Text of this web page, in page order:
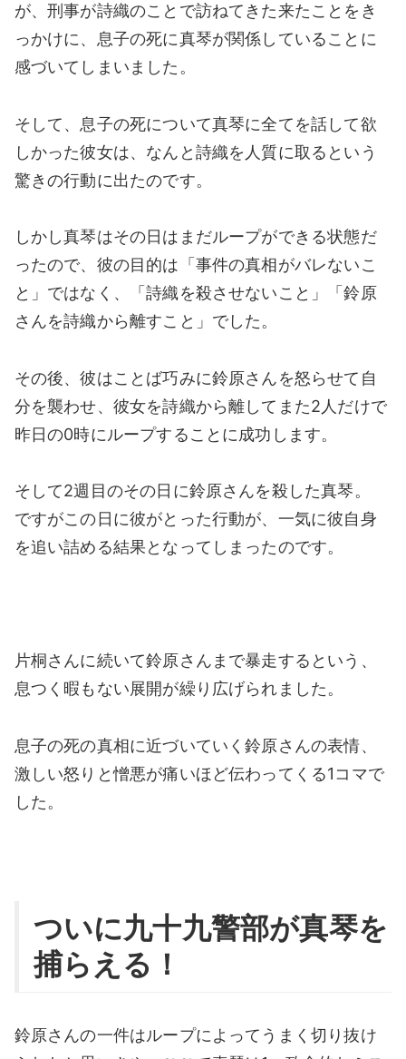
が、刑事が詩織のことで訪ねてきた来たことをき
っかけに、息子の死に真琴が関係していることに
感づいてしまいました。
そして、息子の死について真琴に全てを話して欲
しかった彼女は、なんと詩織を人質に取るという
驚きの行動に出たのです。
しかし真琴はその日はまだループができる状態だ
ったので、彼の目的は「事件の真相がバレないこ
と」ではなく、「詩織を殺させないこと」「鈴原
さんを詩織から離すこと」でした。
その後、彼はことば巧みに鈴原さんを怒らせて自
分を襲わせ、彼女を詩織から離してまた2人だけで
昨日の0時にループすることに成功します。
そして2週目のその日に鈴原さんを殺した真琴。
ですがこの日に彼がとった行動が、一気に彼自身
を追い詰める結果となってしまったのです。
片桐さんに続いて鈴原さんまで暴走するという、
息つく暇もない展開が繰り広げられました。
息子の死の真相に近づいていく鈴原さんの表情、
激しい怒りと憎悪が痛いほど伝わってくる1コマで
した。
ついに九十九警部が真琴を
捕らえる！
鈴原さんの一件はループによってうまく切り抜け